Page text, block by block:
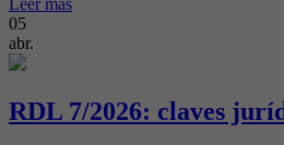
Leer más
05
abr.
RDL 7/2026: claves